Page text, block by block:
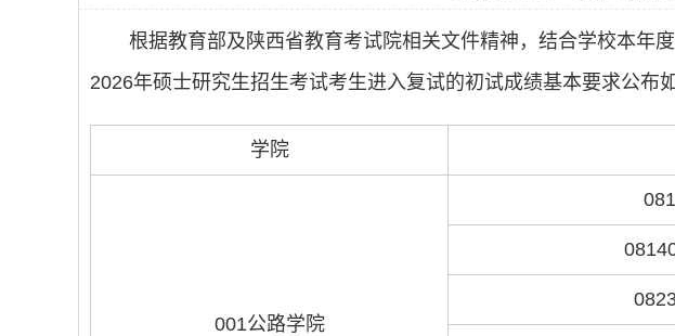
根据教育部及陕西省教育考试院相关文件精神，结合学校本年
2026年硕士研究生招生考试考生进入复试的初试成绩基本要求公布如
学院
001公路学院